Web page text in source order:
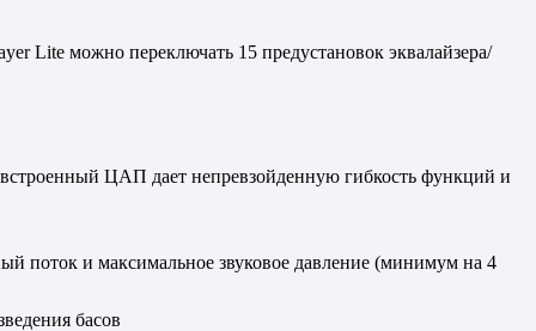
Lite можно переключать 15 предустановок эквалайзера/
ЦАП дает непревзойденную гибкость функций и
поток и максимальное звуковое давление (минимум на 4
басов